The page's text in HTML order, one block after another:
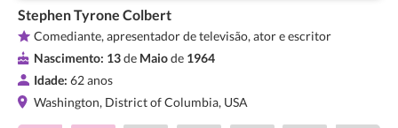
Stephen Tyrone Colbert
Comediante, apresentador de televisão, ator e escritor
Nascimento: 13de Maiode 1964
Idade: 62 anos
Washington, District of Columbia, USA